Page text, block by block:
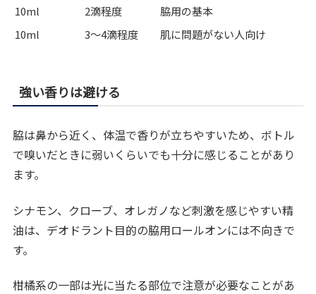
10ml 2滴程度
脇用の基本
10ml
3〜4滴程度 肌に問題がない人向け
強い香りは避ける
脇は鼻から近く、体温で香りが立ちやすいため、ボトル
で嗅いだときに弱いくらいでも十分に感じることがあり
ます。
シナモン、クローブ、オレガノなど刺激を感じやすい精
油は、デオドラント目的の脇用ロールオンには不向きで
す。
柑橘系の一部は光に当たる部位で注意が必要なことがあ